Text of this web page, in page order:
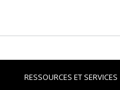
RESSOURCES ET SERVICES